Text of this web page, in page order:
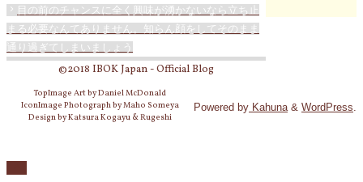
目の前のチャンスに全く興味が湧かないなら立ち止
まる必要なんてありません。知らん顔をしてそのまま
通り過ぎてしまいましょう
Powered by Kahuna& WordPress.
©2018 IBOK Japan - Official Blog
TopImage Art by Daniel McDonald
IconImage Photograph by Maho Someya
Design by Katsura Kogayu & Rugeshi